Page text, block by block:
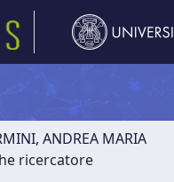
ANDREA MARIA
ricercatore